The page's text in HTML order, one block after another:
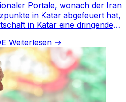
Portale, wonach der Iran
in Katar abgefeuert hat,
in Katar eine dringende
Weiterlesen →